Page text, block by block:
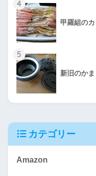
4
甲羅組の
5
新旧のか
カテゴリー
Amazon